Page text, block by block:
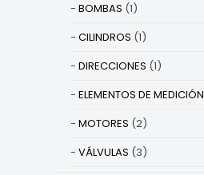
BOMBAS (1)
CILINDROS (1)
DIRECCIONES (1)
ELEMENTOS DE MEDICIÓN
MOTORES (2)
VÁLVULAS (3)